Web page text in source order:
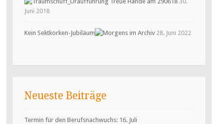
Juni 2018
Kein Sektkorken-Jubiläum 28. Juni 2022
Neueste Beiträge
Termin für den Berufsnachwuchs: 16. Juli